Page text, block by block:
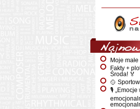
Moje
Fakty +
Środa! 🏅
🥎
🎙️ „Emocje